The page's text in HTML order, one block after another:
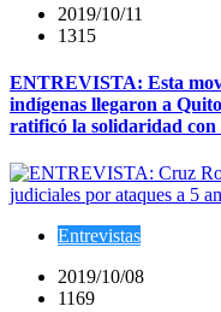
2019/10/11
1315
ENTREVISTA: Esta
indígenas llegaron a
ratificó la solidaridad
Entrevistas
2019/10/08
1169